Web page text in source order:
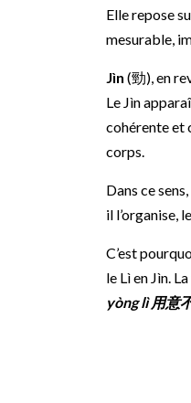
Elle repose
mesurable,
Jìn (勁), en
Le Jìn
cohérente et
corps.
Dans ce sens,
il l’organise,
C’est
le Lì en Jìn.
yòng lì 用意